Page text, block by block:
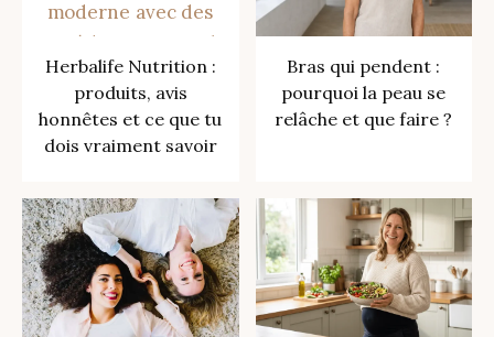
Herbalife Nutrition :
produits, avis
honnêtes et ce que tu
dois vraiment savoir
Bras qui pendent :
pourquoi la peau se
relâche et que faire ?